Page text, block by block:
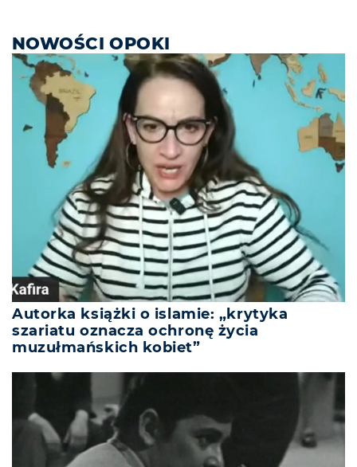
NOWOŚCI OPOKI
Autorka książki o islamie: „krytyka
szariatu oznacza ochronę życia
muzułmańskich kobiet”